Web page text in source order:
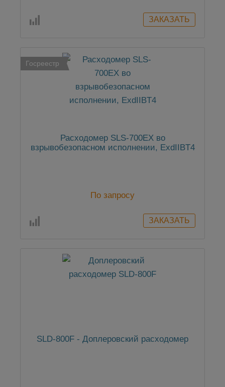
Госреестр
Расходомер SLS-700EX во
взрывобезопасном исполнении, ExdIIBT4
По запросу
SLD-800F - Доплеровский расходомер